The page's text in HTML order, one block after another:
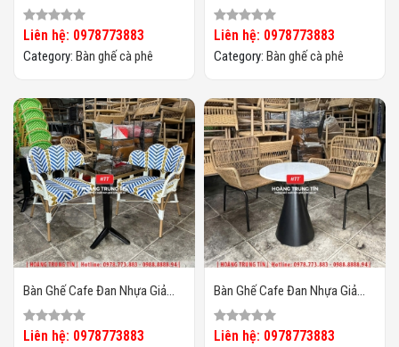
HTT02
Liên hệ: 0978773883
Category: Bàn ghế cà phê
HTT01
Liên hệ: 0978773883
Category: Bàn ghế cà phê
Bàn Ghế Cafe Đan Nhựa Giả
Mây HTT-066
Liên hệ: 0978773883
Bàn Ghế Cafe Đan Nhựa Giả
Mây HTT-065
Liên hệ: 0978773883